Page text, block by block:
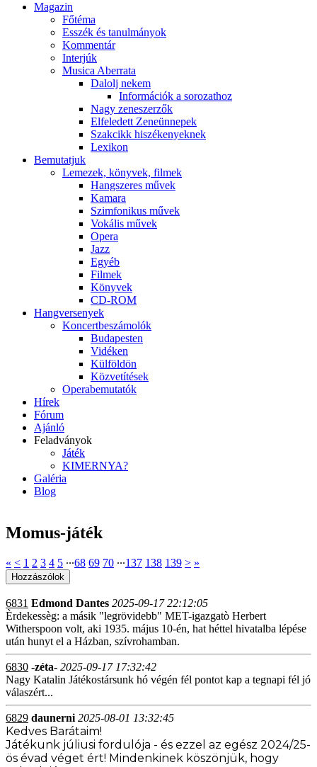
Magazin
Főtéma
Esszék és tanulmányok
Kommentár
Interjúk
Musica Aberrata
Dalolj nekem
Információk a sorozathoz
Nagy zeneszerzők
Elfeledett Zeneünnepek
Szakcikk hiszékenyeknek
Lexikon
Bemutatjuk
Lemezek, könyvek, filmek
Hangszeres művek
Kamara
Szimfonikus művek
Vokális művek
Opera
Jazz
Egyéb
Filmek
Könyvek
CD-ROM
Hangversenyek
Koncertbeszámolók
Budapesten
Vidéken
Külföldön
Közvetítések
Operabemutatók
Hírek
Fórum
Ajánló
Feladványok
Játék
KIMERNYA?
Galéria
Blog
Momus-játék
« < 1 2 3 4 5 ∙∙∙68 69 70 ∙∙∙137 138 139 > »
6831 Edmond Dantes 2025-09-17 22:12:05
Èrdekessèg: a másik "legrövidebb" MET-igazgatò Herbert
Witherspoon volt, aki 1935. május 10-én, hat héttel hivatalba lépése
után hunyt el a Házban, szívrohamban.
6830 -zéta- 2025-09-17 17:32:42
Nagy Katalin Játékostársunk hó végén fél pontot kap a tegnapi fél jó
válaszért...
6829 daunerni 2025-08-01 13:32:45
Kedves Barátaim!
Játékunk júliusi fordulója - és ezzel az egész 2024/25-
ös évad véget ért! Mindenkinek köszönjük, hogy